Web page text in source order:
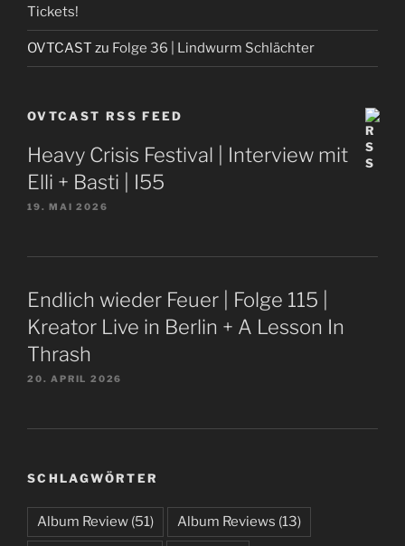
Tickets!
OVTCAST zu Folge 36 | Lindwurm Schlächter
OVTCAST RSS FEED
Heavy Crisis Festival | Interview mit
Elli + Basti | I55
19. MAI 2026
Endlich wieder Feuer | Folge 115 |
Kreator Live in Berlin + A Lesson In
Thrash
20. APRIL 2026
SCHLAGWÖRTER
Album Review (51) Album Reviews (13)